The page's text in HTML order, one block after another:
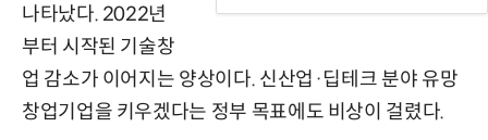
나타났다. 2022년
부터 시작된 기술창
업 감소가 이어지는 양상이다. 신산업·딥테크 분야 유망
창업기업을 키우겠다는 정부 목표에도 비상이 걸렸다.